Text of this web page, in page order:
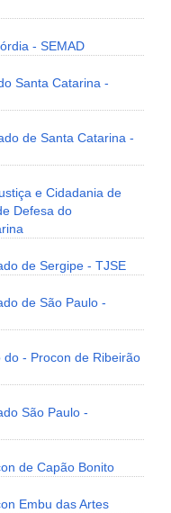
- SEMAD
Santa Catarina -
de Santa Catarina -
e Cidadania de
Defesa do
de Sergipe - TJSE
de São Paulo -
- Procon de Ribeirão
São Paulo -
de Capão Bonito
Embu das Artes